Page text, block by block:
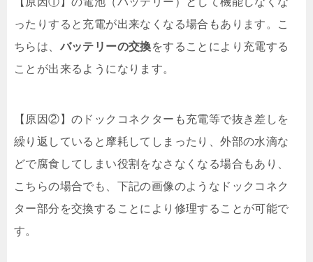
ったりすると充電が出来なくなる場合もあります。こ
ちらは、 バッテリーの交換をすることにより充電する
ことが出来るようになります。
【原因②】のドックコネクターも充電等で抜き差しを
繰り返していると摩耗してしまったり、外部の水滴な
どで腐食してしまい役割をなさなくなる場合もあり、
こちらの場合でも、下記の画像のようなドックコネク
ター部分を交換することにより修理することが可能で
す。